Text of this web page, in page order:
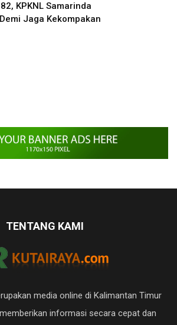
KPKNL Samarinda
Jaga Kekompakan
TENTANG KAMI
media online di Kalimantan Timur
informasi secara cepat dan